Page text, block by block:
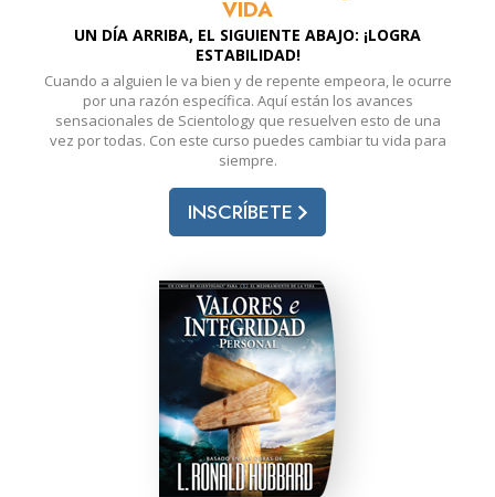
VIDA
UN DÍA ARRIBA, EL SIGUIENTE ABAJO: ¡LOGRA
ESTABILIDAD!
Cuando a alguien le va bien y de repente empeora, le ocurre
por una razón específica. Aquí están los avances
sensacionales de Scientology que resuelven esto de una
vez por todas. Con este curso puedes cambiar tu vida para
siempre.
INSCRÍBETE